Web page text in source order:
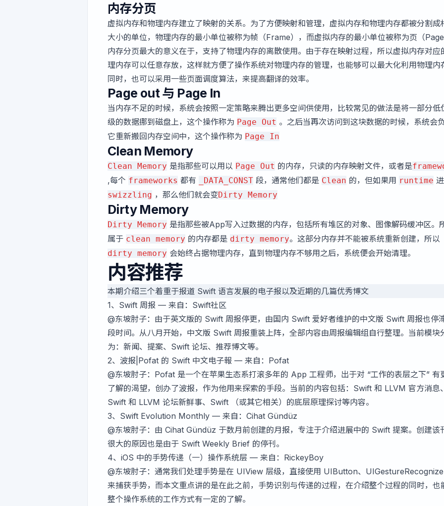
内存分页
虚拟内存和物理内存建立了映射的关系。为了方便映射和管理，虚拟内存和物理内存都被分割成
大小的单位，物理内存的最小单位被称为帧（Frame），而虚拟内存的最小单位被称为页（
内存分页最大的意义在于，支持了物理内存的离散使用。由于存在映射过程，所以虚拟内存对应
理内存可以任意存放，这样就方便了操作系统对物理内存的管理，也能够可以最大化利用物理内
同时，也可以采用一些页面调度算法，来提高翻译的效率。
Page out 与 Page In
当内存不足的时候，系统会按照一定策略来腾出更多空间供使用，比较常见的做法是将一部分低
级的数据挪到磁盘上，这个操作称为 Page Out 。之后当再次访问到这块数据的时候，系统会
它重新搬回内存空间中，这个操作称为 Page In
Clean Memory
Clean Memory 是指那些可以用以 Page Out 的内存，只读的内存映射文件，或者是
,每个 frameworks 都有 _DATA_CONST 段，通常他们都是 Clean 的，但如果用 runtime
swizzling ，那么他们就会变Dirty Memory
Dirty Memory
Dirty Memory 是指那些被App写入过数据的内存，包括所有堆区的对象、图像解码缓冲区。
属于 clean memory 的内存都是 dirty memory。这部分内存并不能被系统重新创建，所以
dirty memory 会始终占据物理内存，直到物理内存不够用之后，系统便会开始清理。
内容推荐
本期介绍三个着重于报道 Swift 语言发展的电子报以及近期的几篇优秀博文
1、 Swift 周报 — 来自：Swift社区
@东坡肘子：由于英文版的 Swift 周报停更，由国内 Swift 爱好者维护的中文版 Swift 周报也停
段时间。从八月开始，中文版 Swift 周报重装上阵，全部内容由周报编辑组自行整理。当前模块
为：新闻、提案、Swift 论坛、推荐博文等。
2、 波报|Pofat 的 Swift 中文电子報 — 来自：Pofat
@东坡肘子：Pofat 是一个在苹果生态系打滚多年的 App 工程师，出于对 “工作的表层之下” 有
了解的渴望，创办了波报，作为他用来探索的手段。当前的内容包括：Swift 和 LLVM 官方消息
Swift 和 LLVM 论坛新鲜事、Swift （或其它相关）的底层原理探讨等内容。
3、 Swift Evolution Monthly — 来自：Cihat Gündüz
@东坡肘子：由 Cihat Gündüz 于数月前创建的月报，专注于介绍进展中的 Swift 提案。创建该
很大的原因也是由于 Swift Weekly Brief 的停刊。
4、 iOS 中的手势传递（一）操作系统层 — 来自：RickeyBoy
@东坡肘子：通常我们处理手势是在 UIView 层级，直接使用 UIButton、
来捕获手势，而本文重点讲的是在此之前，手势识别与传递的过程，在介绍整个过程的同时，也
整个操作系统的工作方式有一定的了解。